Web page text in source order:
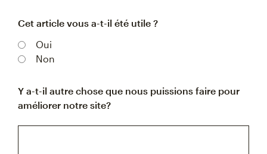
Cet article vous a-t-il été utile ?
Oui
Non
Y a-t-il autre chose que nous puissions faire pour
améliorer notre site?